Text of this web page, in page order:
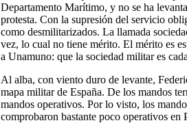
Departamento Marítimo, y no se ha
protesta. Con la supresión del servicio
como desmilitarizados. La llamada
vez, lo cual no tiene mérito. El mérito es
a Unamuno: que la sociedad militar es
Al alba, con viento duro de levante,
mapa militar de España. De los mandos
mandos operativos. Por lo visto, los
comprobaron bastante poco operativos en